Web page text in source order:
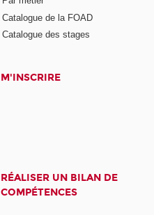
Catalogue de la FOAD
Catalogue des stages
M'INSCRIRE
RÉALISER UN BILAN DE
COMPÉTENCES